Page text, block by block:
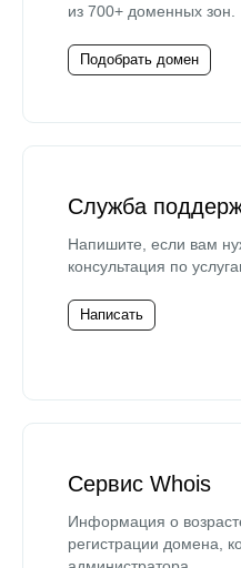
из 700+ доменных зон.
Подобрать домен
Служба
Напишите, если вам
консультация по
Написать
Сервис Whois
Информация о
регистрации домена,